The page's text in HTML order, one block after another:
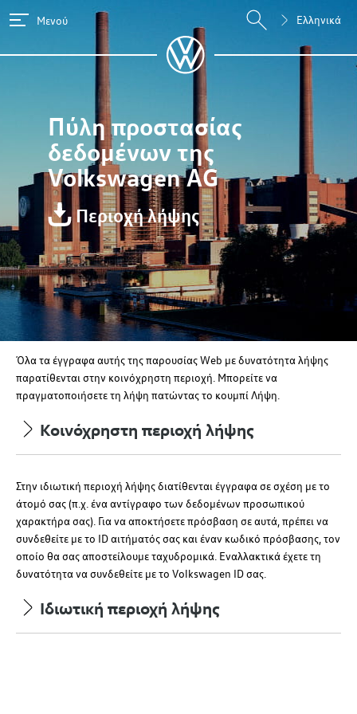
Μενού Ελληνικά
Πύλη προστασίας
δεδομένων της
Volkswagen AG
Περιοχή λήψης
Όλα τα έγγραφα αυτής της παρουσίας Web με δυνατότητα λήψης
παρατίθενται στην κοινόχρηστη περιοχή. Μπορείτε να
πραγματοποιήσετε τη λήψη πατώντας το κουμπί Λήψη.
Κοινόχρηστη περιοχή λήψης
Στην ιδιωτική περιοχή λήψης διατίθενται έγγραφα σε σχέση με το
άτομό σας (π.χ. ένα αντίγραφο των δεδομένων προσωπικού
χαρακτήρα σας). Για να αποκτήσετε πρόσβαση σε αυτά, πρέπει να
συνδεθείτε με το ID αιτήματός σας και έναν κωδικό πρόσβασης, τον
οποίο θα σας αποστείλουμε ταχυδρομικά. Εναλλακτικά έχετε τη
δυνατότητα να συνδεθείτε με το Volkswagen ID σας.
Ιδιωτική περιοχή λήψης